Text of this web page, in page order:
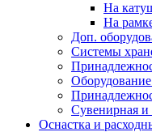
На
На
Доп.
Системы
Сувенирная и
Оснастка и